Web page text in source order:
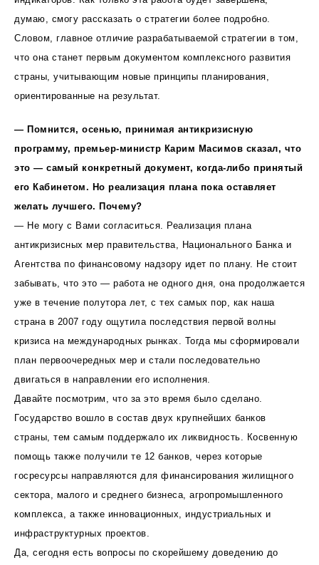
думаю, смогу рассказать о стратегии более подробно.
Словом, главное отличие разрабатываемой стратегии в том,
что она станет первым документом комплексного развития
страны, учитывающим новые принципы планирования,
ориентированные на результат.
— Помнится, осенью, принимая антикризисную
программу, премьер-министр Карим Масимов сказал, что
это — самый конкретный документ, когда-либо принятый
его Кабинетом. Но реализация плана пока оставляет
желать лучшего. Почему?
— Не могу с Вами согласиться. Реализация плана
антикризисных мер правительства, Национального Банка и
Агентства по финансовому надзору идет по плану. Не стоит
забывать, что это — работа не одного дня, она продолжается
уже в течение полутора лет, с тех самых пор, как наша
страна в 2007 году ощутила последствия первой волны
кризиса на международных рынках. Тогда мы сформировали
план первоочередных мер и стали последовательно
двигаться в направлении его исполнения.
Давайте посмотрим, что за это время было сделано.
Государство вошло в состав двух крупнейших банков
страны, тем самым поддержало их ликвидность. Косвенную
помощь также получили те 12 банков, через которые
госресурсы направляются для финансирования жилищного
сектора, малого и среднего бизнеса, агропромышленного
комплекса, а также инновационных, индустриальных и
инфраструктурных проектов.
Да, сегодня есть вопросы по скорейшему доведению до